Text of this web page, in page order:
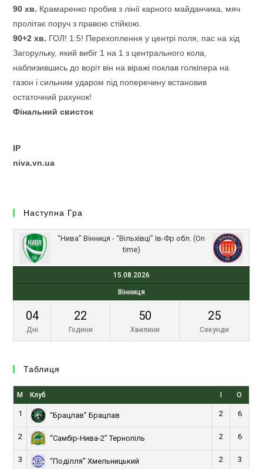
90 хв. Крамаренко пробив з лінії карного майданчика, мяч
пролітає поруч з правою стійкою.
90+2 хв. ГОЛ! 1:5! Перехоплення у центрі поля, пас на хід
Загорульку, який вибіг 1 на 1 з центрального кола,
наблизившись до воріт він на віражі поклав голкіпера на
газон і сильним ударом під поперечину встановив
остаточний рахунок!
Фінальний свисток
IP
niva.vn.ua
Наступна Гра
“Нива” Вінниця - “Вільхівці” Ів-Фр обл. (On
time)
15.08.2026
Вінниця
04
Дні
22
Години
50
Хвилини
25
Секунди
Таблиця
М Клуб О
1 “Брацлав” Брацлав 2 6
2 “Самбір-Нива-2” Тернопіль 2 6
3 “Поділля” Хмельницький 2 3